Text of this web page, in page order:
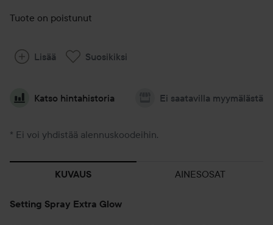
Tuote on poistunut
Lisää Suosikiksi
Katso hintahistoria Ei saatavilla myymälästä
* Ei voi yhdistää alennuskoodeihin.
KUVAUS AINESOSAT
Setting Spray Extra Glow